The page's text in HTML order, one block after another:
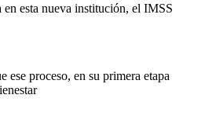
en esta nueva institución, el IMSS
ese proceso, en su primera etapa